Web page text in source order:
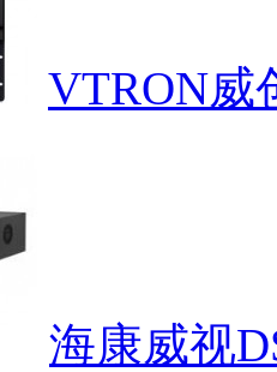
VTRON威
海康威视